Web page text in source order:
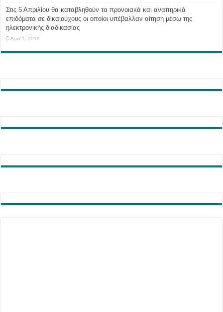
Στις 5 Απριλίου θα καταβληθούν τα προνοιακά και αναπηρικά
επιδόματα σε δικαιούχους οι οποίοι υπέβαλλαν αίτηση μέσω της
ηλεκτρονικής διαδικασίας
April 1, 2019